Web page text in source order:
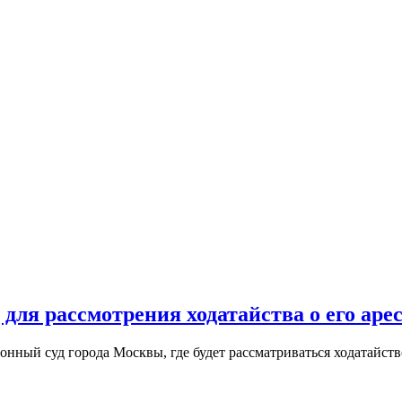
рассмотрения ходатайства о его
суд города Москвы, где будет рассматриваться